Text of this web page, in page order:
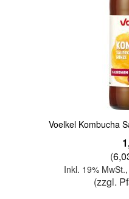
Voelkel Kombucha
(
Inkl. 19% MwSt.,
(zzgl.